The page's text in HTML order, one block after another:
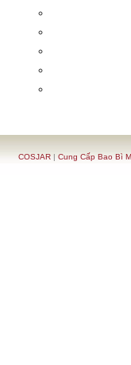
COSJAR| Cung Cấp Bao Bì